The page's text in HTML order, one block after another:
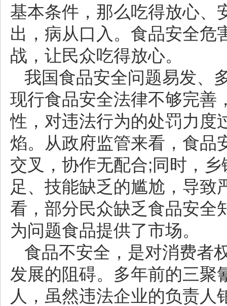
基本条件，那么吃得放心、
出，病从口入。食品安全危
战，让民众吃得放心。
我国食品安全问题易发、
现行食品安全法律不够完善
性，对违法行为的处罚力度
焰。从政府监管来看，食品
交叉，协作无配合;同时，
足、技能缺乏的尴尬，导致
看，部分民众缺乏食品安全
为问题食品提供了市场。
食品不安全，是对消费者
发展的阻碍。多年前的三聚
人，虽然违法企业的负责